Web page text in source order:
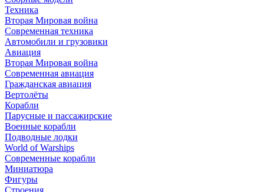
Техника
Вторая Мировая война
Современная техника
Автомобили и грузовики
Авиация
Вторая Мировая война
Современная авиация
Гражданская авиация
Вертолёты
Корабли
Парусные и пассажирские
Военные корабли
Подводные лодки
World of Warships
Современные корабли
Миниатюра
Фигуры
Строения